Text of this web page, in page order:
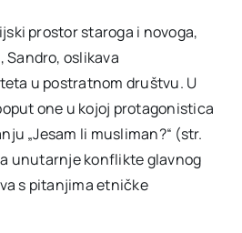
prostor staroga i novoga,
Sandro, oslikava
u postratnom društvu. U
one u kojoj protagonistica
„Jesam li musliman?“ (str.
unutarnje konflikte glavnog
s pitanjima etničke